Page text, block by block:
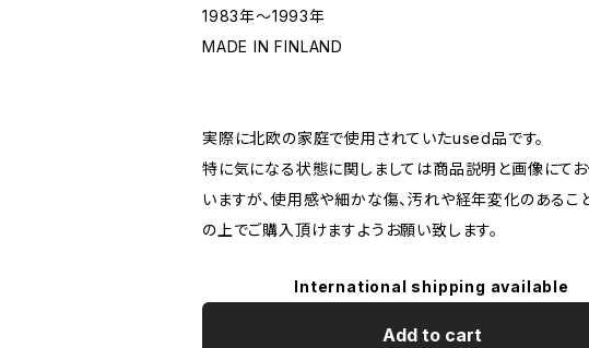
1983年〜1993年
MADE IN FINLAND
実際に北欧の家庭で使用されていたused品です。
特に気になる状態に関しましては商品説明と画像にてお
いますが、使用感や細かな傷、汚れや経年変化のあるこ
の上でご購入頂けますようお願い致します。
International shipping available
Add to cart